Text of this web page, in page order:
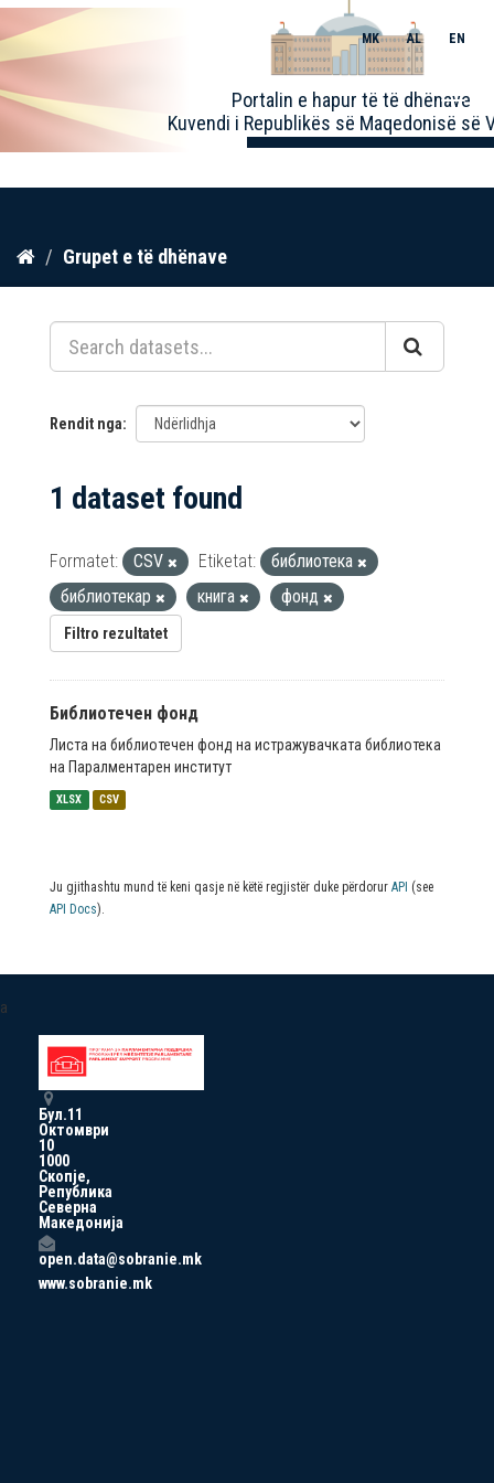
Kalo
përmbajtja
Portalin e hapur të të dhënave
Kuvendi i Republikës së Maqedonisë së
MK AL EN
Toggle
Grupet e të dhënave
Rendit nga
1 dataset found
Formatet: CSV Etiketat:
библиотека
библиотекар
книга фонд
Filtro rezultatet
Библиотечен фонд
Листа на библиотечен фонд на истражувачката библиотека
на Паралментарен институт
XLSX CSV
Ju gjithashtu mund të keni qasje në këtë regjistër duke përdorur API (see
API Docs).
a
Бул.11
Октомври
10
1000
Скопје,
Република
Северна
Македонија
open.data@sobranie.mk
www.sobranie.mk